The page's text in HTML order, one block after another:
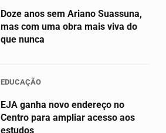
Doze anos sem Ariano Suassuna,
mas com uma obra mais viva do
que nunca
EDUCAÇÃO
EJA ganha novo endereço no
Centro para ampliar acesso aos
estudos